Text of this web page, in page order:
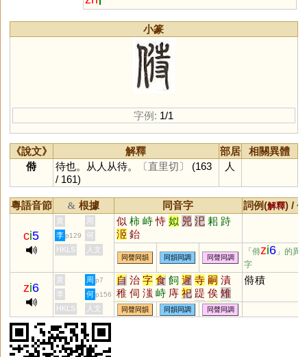
小篆
字例: 1/1
《說文》 解釋 部居
相關異體
偫
待也。从人从待。 〔直里切〕
(163
/ 161)
人
粵語音節 & 根據 同音字 詞例(解釋) /
ci5
黃 周 似 柿 峙 恃 姒 兕 汜 耜 跱
洍 鈶
李 p129
何
HKLS
人文
同聲同韻 同韻同調 同聲同調
「偫zi6 」的異
字
zi6
黃 周 p7 自 治 字 食 飼 遲 寺 嗣 漬
稚 伺 滍 峙 庤 祀 踶 俟 雉
巳 剚 笥 泜 胔 痔 豸 彘 兕
涘 眥 耜 𠱾 髊 牸 畤 芓 阤 傂
偫積
李 何 p156
HKLS 人文 同聲同韻 同韻同調 同聲同調